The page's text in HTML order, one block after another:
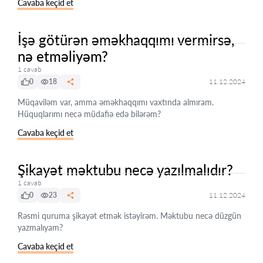
Cavaba keçid et
İşə götürən əməkhaqqımı vermirsə,
nə etməliyəm?
1 cavab
0
18 11.12.2024
Müqaviləm var, amma əməkhaqqımı vaxtında almıram.
Hüquqlarımı necə müdafiə edə bilərəm?
Cavaba keçid et
Şikayət məktubu necə yazılmalıdır?
1 cavab
0
23 11.12.2024
Rəsmi quruma şikayət etmək istəyirəm. Məktubu necə düzgün
yazmalıyam?
Cavaba keçid et